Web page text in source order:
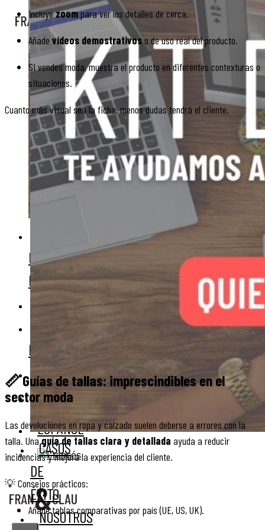
DE
ÉXITO
NOSOTROS
DIGITAL
BLOG
CONTACTO
CASOS
DE
ÉXITO
NOSOTROS
Incluyezoompara ver los detalles de cerca.
Añade vídeos demostrativoso de uso real del producto.
Si vendes moda, muestra el producto en diferentes contexturas o
situaciones.
Cuanto más visual sea la ficha, menos dudas tendrá el cliente.
📏 Guías de tallas: imprescindibles en el
sector moda
Las devoluciones en ropa y calzado suelen deberse a errores con la
talla. Unaguía de tallas clara y detallada ayuda a reducir
incidencias y mejora la experiencia del cliente.
💡 Consejos prácticos:
Añade tablas comparativas por país (UE, US, UK).